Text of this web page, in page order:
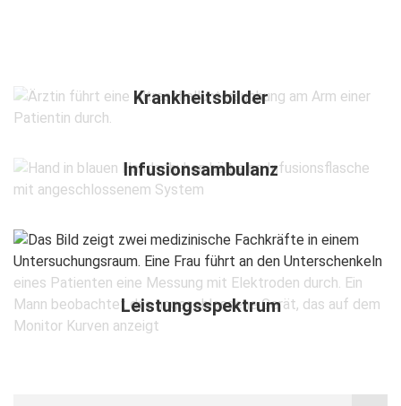
Krankheitsbilder
Infusionsambulanz
Leistungsspektrum